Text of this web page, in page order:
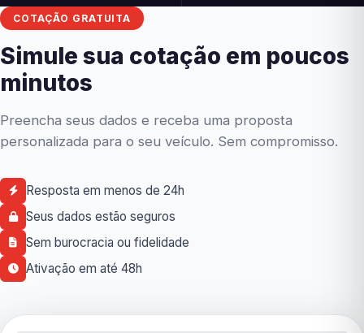
COTAÇÃO GRATUITA
Simule sua cotação em poucos
minutos
Preencha seus dados e receba uma proposta
personalizada para o seu veículo. Sem compromisso.
Resposta em menos de 24h
Seus dados estão seguros
Sem burocracia ou fidelidade
Ativação em até 48h